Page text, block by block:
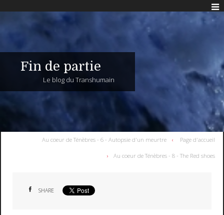
Fin de partie
Le blog du Transhumain
Au coeur de Ténèbres - 6 - Autopsie d'un meurtre Page d'accueil
Au coeur de Ténèbres - 8 - The Red shoes
SHARE